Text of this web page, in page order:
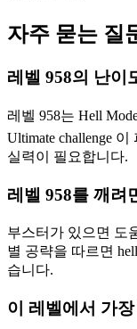
자주 묻는 질
레벨 958의 난이
레벨 958는 Hell
Ultimate challenge
실력이 필요합니다.
레벨 958를 깨려
부스터가 있으면 도
별 공략을 따르면
습니다.
이 레벨에서 가